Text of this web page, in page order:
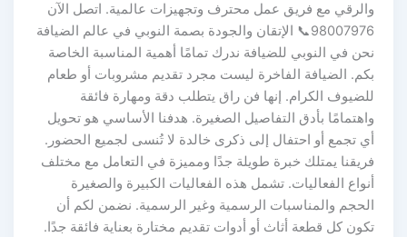
والرقي مع فريق عمل محترف وتجهيزات عالمية. اتصل الآن
98007976📞 الإتقان والجودة بصمة النوبي في عالم الضيافة
نحن في النوبي للضيافة ندرك تمامًا أهمية المناسبة الخاصة
بكم. الضيافة الفاخرة ليست مجرد تقديم مشروبات أو طعام
للضيوف الكرام. إنها فن راق يتطلب دقة ومهارة فائقة
واهتمامًا بأدق التفاصيل الصغيرة. هدفنا الأساسي هو تحويل
أي تجمع أو احتفال إلى ذكرى خالدة لا تُنسى لجميع الحضور.
فريقنا يمتلك خبرة طويلة جدًا ومميزة في التعامل مع مختلف
أنواع الفعاليات. تشمل هذه الفعاليات الكبيرة والصغيرة
الحجم والمناسبات الرسمية وغير الرسمية. نضمن لكم أن
تكون كل قطعة أثاث أو أدوات تقديم مختارة بعناية فائقة جدًا.